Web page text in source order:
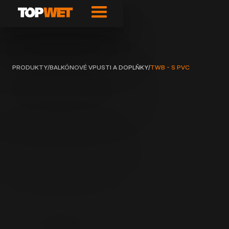
PRODUKTY/BALKÓNOVÉ VPUSTI A DOPLŇKY/TWB - S PVC